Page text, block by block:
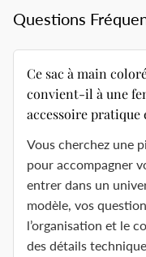
Questions
Ce sac à main
convient-il à une
accessoire pratique
Vous cherchez une
pour accompagner
entrer dans un
modèle, vos
l’organisation et le
des détails